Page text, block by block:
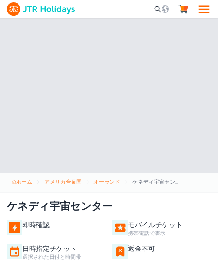
Mobile Search
ホーム アメリカ合衆国 オーランド ケネディ宇宙センター
ケネディ宇宙センター
即時確認 モバイルチケット
携帯電話で表示
日時指定チケット
選択された日付と時間帯
返金不可